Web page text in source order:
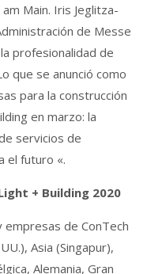
Main. Iris Jeglitza-
de Messe
profesionalidad de
que se anunció como
para la construcción
en marzo: la
servicios de
el futuro «.
+ Building 2020
de ConTech
Asia (Singapur),
Alemania, Gran